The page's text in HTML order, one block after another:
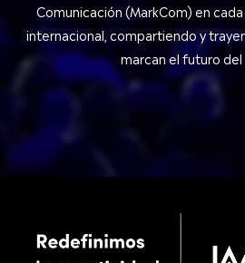
Comunicación (MarkCom) en
internacional, compartiendo y
marcan el futuro del